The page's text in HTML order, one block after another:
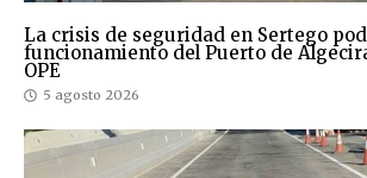
La crisis de seguridad en Sertego
funcionamiento del Puerto de
OPE
5 agosto 2026